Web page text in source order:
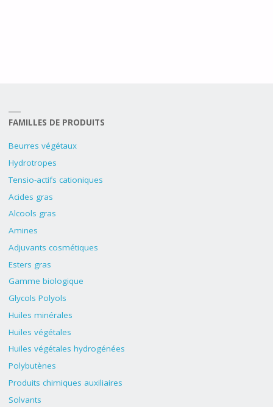
FAMILLES DE PRODUITS
Beurres végétaux
Hydrotropes
Tensio-actifs cationiques
Acides gras
Alcools gras
Amines
Adjuvants cosmétiques
Esters gras
Gamme biologique
Glycols Polyols
Huiles minérales
Huiles végétales
Huiles végétales hydrogénées
Polybutènes
Produits chimiques auxiliaires
Solvants